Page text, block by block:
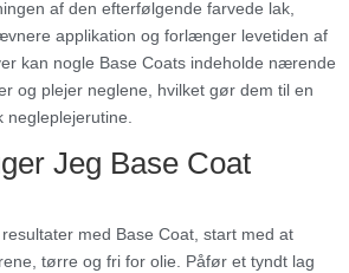
af den efterfølgende farvede lak,
applikation og forlænger levetiden af
kan nogle Base Coats indeholde nærende
og plejer neglene, hvilket gør dem til en
negleplejerutine.
Jeg Base Coat
med Base Coat, start med at
tørre og fri for olie. Påfør et tyndt lag